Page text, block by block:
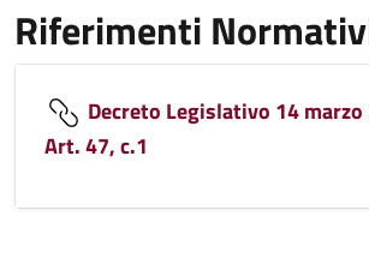
Riferimenti
Decreto Legislativo 14
Art. 47, c.1